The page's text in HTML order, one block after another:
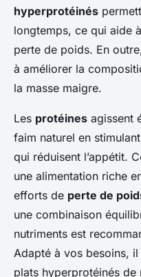
hyperprotéinés
longtemps, ce qui aide
perte de poids. En
à améliorer la
la masse maigre.
Les protéines agissent
faim naturel en
qui réduisent l’appétit.
une alimentation riche
efforts de perte de
une combinaison
nutriments est
Adapté à vos besoins,
plats hyperprotéinés de